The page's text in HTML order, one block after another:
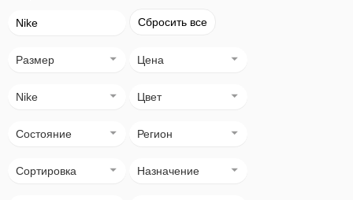
Nike Сбросить все
Размер Цена
Nike Цвет
Состояние Регион
Сортировка Назначение